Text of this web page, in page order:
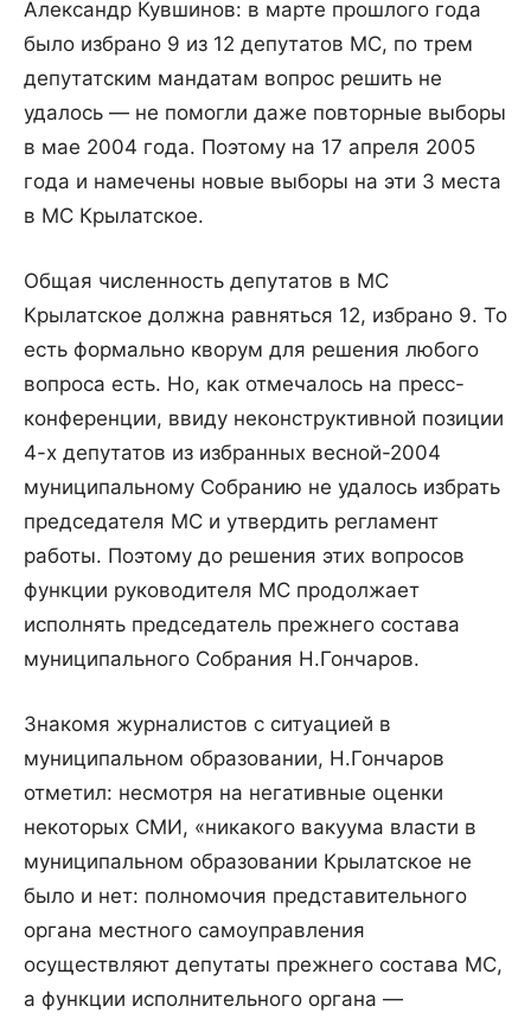
Александр Кувшинов: в марте прошлого года
было избрано 9 из 12 депутатов МС, по трем
депутатским мандатам вопрос решить не
удалось — не помогли даже повторные выборы
в мае 2004 года. Поэтому на 17 апреля 2005
года и намечены новые выборы на эти 3 места
в МС Крылатское.
Общая численность депутатов в МС
Крылатское должна равняться 12, избрано 9. То
есть формально кворум для решения любого
вопроса есть. Но, как отмечалось на пресс-
конференции, ввиду неконструктивной позиции
4-х депутатов из избранных весной-2004
муниципальному Собранию не удалось избрать
председателя МС и утвердить регламент
работы. Поэтому до решения этих вопросов
функции руководителя МС продолжает
исполнять председатель прежнего состава
муниципального Собрания Н.Гончаров.
Знакомя журналистов с ситуацией в
муниципальном образовании, Н.Гончаров
отметил: несмотря на негативные оценки
некоторых СМИ, «никакого вакуума власти в
муниципальном образовании Крылатское не
было и нет: полномочия представительного
органа местного самоуправления
осуществляют депутаты прежнего состава МС,
а функции исполнительного органа —